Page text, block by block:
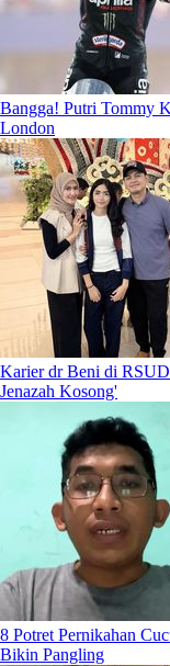
Bangga! Putri Tommy
London
Karier dr Beni di
Jenazah Kosong'
8 Potret Pernikahan
Bikin Pangling